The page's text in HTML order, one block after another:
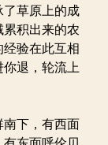
草原上的成
积出来的农
验在此互相
退，轮流上
下，有西面